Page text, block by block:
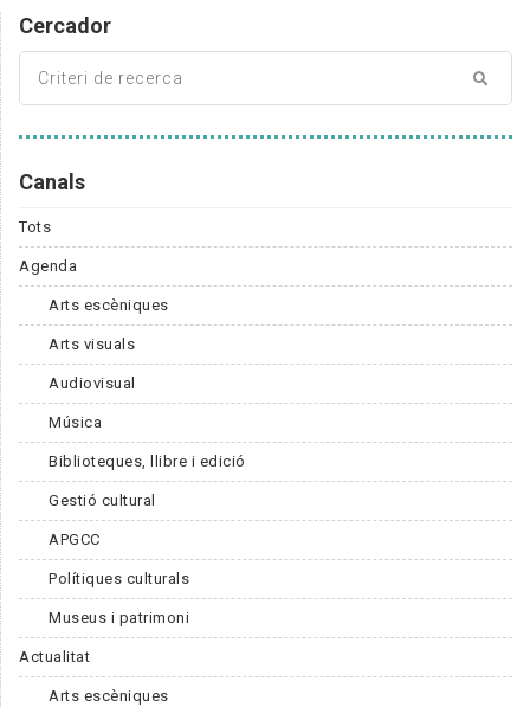
Cercador
Canals
Tots
Agenda
Arts escèniques
Arts visuals
Audiovisual
Música
Biblioteques, llibre i edició
Gestió cultural
APGCC
Polítiques culturals
Museus i patrimoni
Actualitat
Arts escèniques